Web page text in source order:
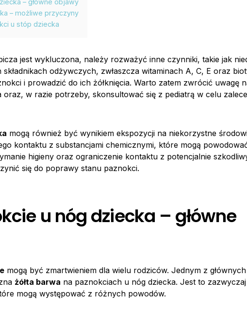
– główne objawy
– możliwe przyczyny
u stóp dziecka
jest wykluczona, należy rozważyć inne czynniki, takie jak
odżywczych, zwłaszcza witaminach A, C, E oraz
i prowadzić do ich żółknięcia. Warto zatem zwrócić uwagę
oraz, w razie potrzeby, skonsultować się z pediatrą w celu
mogą również być wynikiem ekspozycji na niekorzystne
kontaktu z substancjami chemicznymi, które mogą
higieny oraz ograniczenie kontaktu z potencjalnie
się do poprawy stanu paznokci.
u nóg dziecka – główne
mogą być zmartwieniem dla wielu rodziców. Jednym z
żółta barwa na paznokciach u nóg dziecka. Jest to
mogą występować z różnych powodów.